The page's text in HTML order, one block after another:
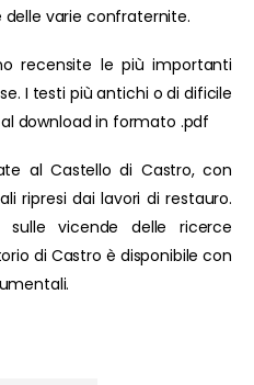
delle varie confraternite.
recensite le più importanti
I testi più antichi o di dificile
download in formato .pdf
al Castello di Castro, con
ripresi dai lavori di restauro.
sulle vicende delle ricerce
di Castro è disponibile con